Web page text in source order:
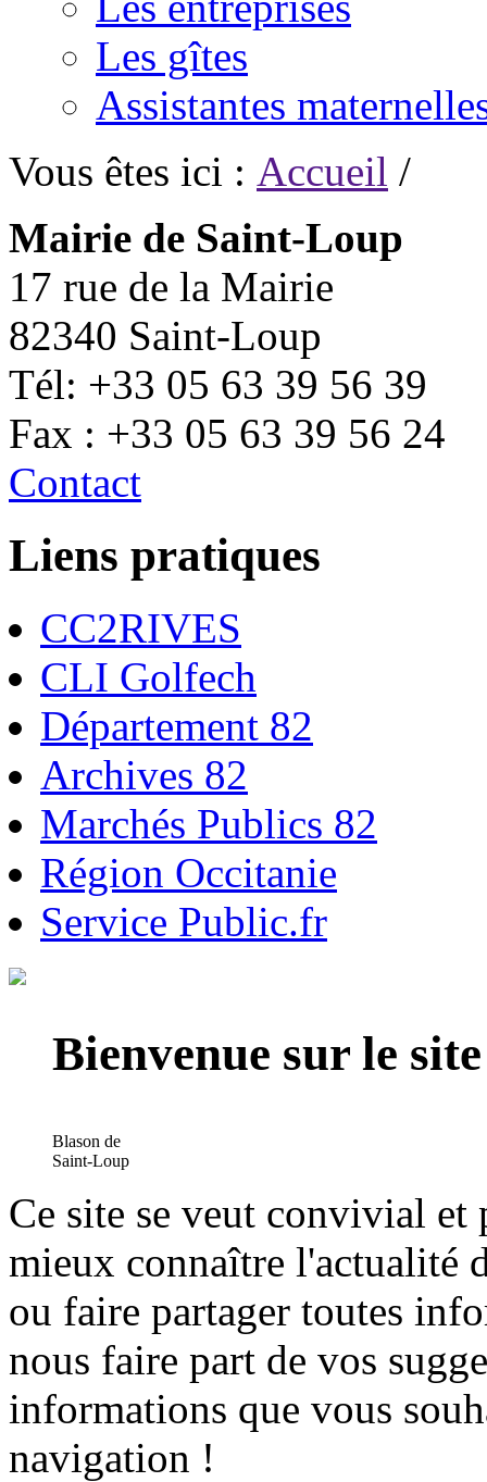
Les gîtes
Assistantes
Vous êtes ici : Accueil /
Mairie de Saint-Loup
17 rue de la Mairie
82340 Saint-Loup
Tél: +33 05 63 39 56 39
Fax : +33 05 63 39 56 24
Contact
Liens pratiques
CC2RIVES
CLI Golfech
Département 82
Archives 82
Marchés Publics 82
Région Occitanie
Service Public.fr
Bienvenue sur le
Blason de
Saint-Loup
Ce site se veut convivial et
mieux connaître l'actualité
ou faire partager toutes
nous faire part de vos
informations que vous
navigation !